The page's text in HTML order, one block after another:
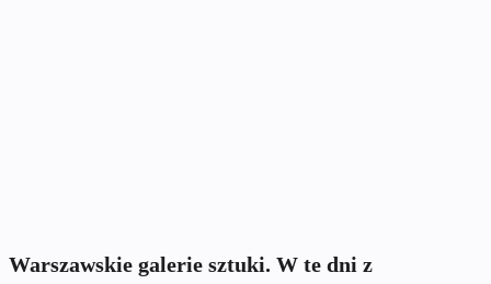
Warszawskie galerie sztuki. W te dni z